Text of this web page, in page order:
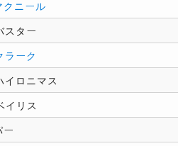
クニール
スター
ラーク
イロニマス
イリス
ー